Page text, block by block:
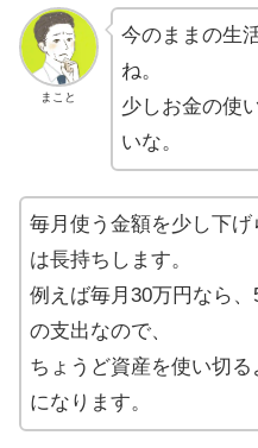
まこと
今のままの生
ね。
少しお金の使
いな。
毎月使う金額を少し下
は長持ちします。
例えば毎月30万円なら、
の支出なので、
ちょうど資産を使い切
になります。